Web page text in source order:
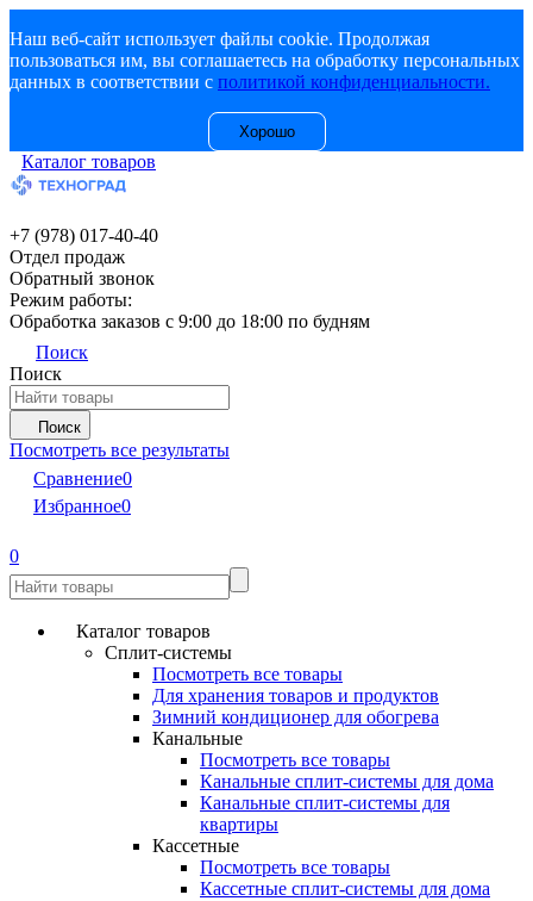
Наш веб-сайт использует файлы cookie. Продолжая
пользоваться им, вы соглашаетесь на обработку персональных
данных в соответствии с политикой конфиденциальности.
Хорошо
Каталог товаров
+7 (978) 017-40-40
Отдел продаж
Обратный звонок
Режим работы:
Обработка заказов с 9:00 до 18:00 по будням
Поиск
Поиск
Поиск
Посмотреть все результаты
Сравнение0
Избранное0
0
Каталог товаров
Сплит-системы
Посмотреть все товары
Для хранения товаров и продуктов
Зимний кондиционер для обогрева
Канальные
Посмотреть все товары
Канальные сплит-системы для дома
Канальные сплит-системы для
квартиры
Кассетные
Посмотреть все товары
Кассетные сплит-системы для дома